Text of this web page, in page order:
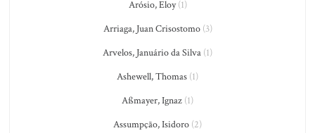
Arósio, Eloy(1)
Arriaga, Juan Crisostomo(3)
Arvelos, Januário da Silva (1)
Ashewell, Thomas (1)
Aßmayer, Ignaz (1)
Assumpção, Isidoro (2)